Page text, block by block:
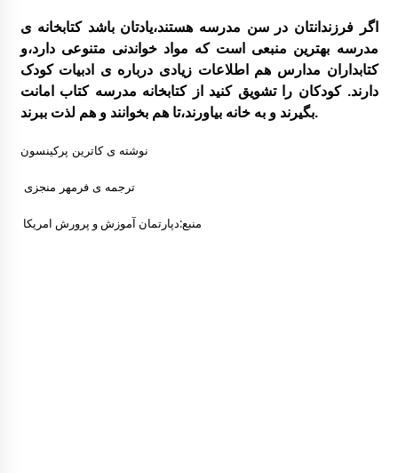
اگر فرزندانتان در سن مدرسه هستند،یادتان باشد کتابخانه ی
مدرسه بهترین منبعی است که مواد خواندنی متنوعی دارد،و
کتابداران مدارس هم اطلاعات زیادی درباره ی ادبیات کودک
دارند. کودکان را تشویق کنید از کتابخانه مدرسه کتاب امانت
بگیرند و به خانه بیاورند،تا هم بخوانند و هم لذت ببرند.
نوشته ی کاترین پرکینسون
ترجمه ی فرمهر منجزی
منبع:دپارتمان آموزش و پرورش امریکا